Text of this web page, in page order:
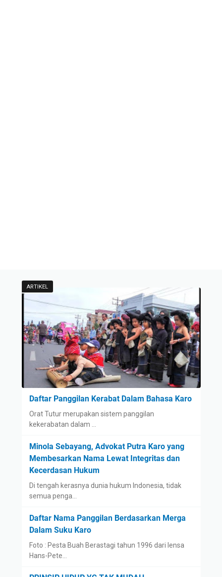
ARTIKEL
Daftar Panggilan Kerabat Dalam Bahasa Karo
Orat Tutur merupakan sistem panggilan
kekerabatan dalam …
Minola Sebayang, Advokat Putra Karo yang
Membesarkan Nama Lewat Integritas dan
Kecerdasan Hukum
Di tengah kerasnya dunia hukum Indonesia, tidak
semua penga…
Daftar Nama Panggilan Berdasarkan Merga
Dalam Suku Karo
Foto : Pesta Buah Berastagi tahun 1996 dari lensa
Hans-Pete…